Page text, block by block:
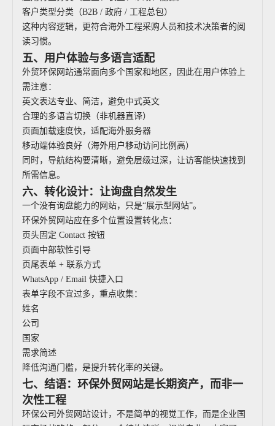
客户类型分类（B2B / 政府 / 工程总包）
这种内容逻辑，更符合海外工程采购人员和技术决策者的阅
读习惯。
五、用户体验与多语言适配
外贸环保网站通常面向多个国家和地区，因此在用户体验上
需注意：
英文表达专业、简洁，避免中式英文
合理的多语言切换（非机器直译）
页面加载速度快，适配海外服务器
移动端体验良好（海外用户移动访问比例高）
同时，导航结构要清晰，避免层级过深，让访客能快速找到
所需信息。
六、转化设计：让询盘自然发生
一个没有询盘能力的网站，只是“展示型网站”。
环保外贸网站应在多个位置设置转化点：
页头固定 Contact 按钮
页面中部软性引导
页尾表单 + 联系方式
WhatsApp / Email 快捷入口
表单字段不宜过多，重点收集：
姓名
公司
国家
需求简述
降低沟通门槛，是提升转化率的关键。
七、结语：环保外贸网站是长期资产，而非一
次性工程
环保公司外贸网站设计，不是简单的视觉工作，而是企业国